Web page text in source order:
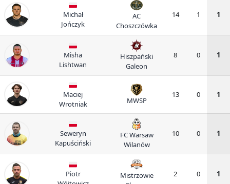
Michał
Jończyk
AC
Choszczówka
14 1 1
Misha
Lishtwan
Hiszpański
Galeon
8 0 1
Maciej
Wrotniak
MWSP
13 0 1
Seweryn
Kapuściński
FC Warsaw
Wilanów
10 0 1
Piotr
Mistrzowie
2 0 1